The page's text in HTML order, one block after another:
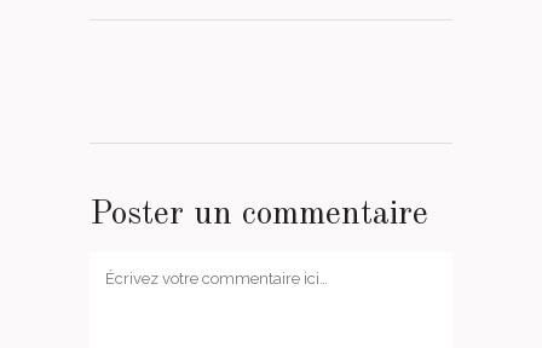
Poster un commentaire